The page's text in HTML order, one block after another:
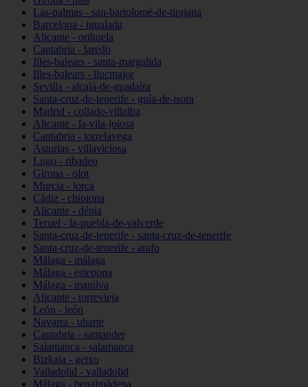
Las-palmas - san-bartolomé-de-tirajana
Barcelona - igualada
Alicante - orihuela
Cantabria - laredo
Illes-balears - santa-margalida
Illes-balears - llucmajor
Sevilla - alcalá-de-guadaíra
Santa-cruz-de-tenerife - guía-de-isora
Madrid - collado-villalba
Alicante - la-vila-joiosa
Cantabria - torrelavega
Asturias - villaviciosa
Lugo - ribadeo
Girona - olot
Murcia - lorca
Cádiz - chipiona
Alicante - dénia
Teruel - la-puebla-de-valverde
Santa-cruz-de-tenerife - santa-cruz-de-tenerife
Santa-cruz-de-tenerife - arafo
Málaga - málaga
Málaga - estepona
Málaga - manilva
Alicante - torrevieja
León - león
Navarra - uharte
Cantabria - santander
Salamanca - salamanca
Bizkaia - getxo
Valladolid - valladolid
Málaga - benalmádena